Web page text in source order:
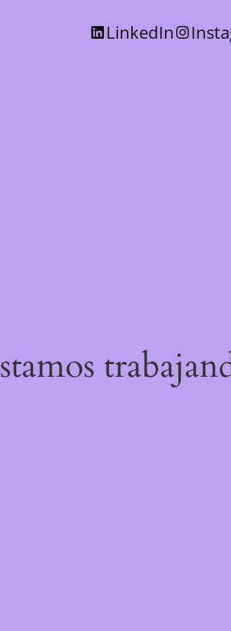
LinkedIn